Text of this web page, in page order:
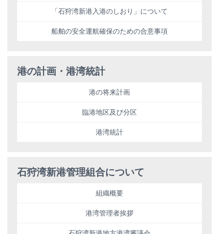
「石狩湾新港入港のしおり」について
船舶の安全運航確保のための合意事項
港の計画・港湾統計
港の将来計画
臨港地区及び分区
港湾統計
石狩湾新港管理組合について
組織概要
港湾管理者挨拶